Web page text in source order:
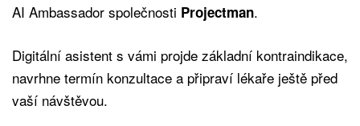
AI Ambassador společnosti Projectman.
Digitální asistent s vámi projde základní kontraindikace,
navrhne termín konzultace a připraví lékaře ještě před
vaší návštěvou.